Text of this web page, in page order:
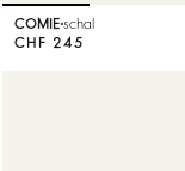
COMIE schal
CHF 245